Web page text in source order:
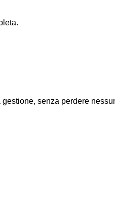
senza perdere